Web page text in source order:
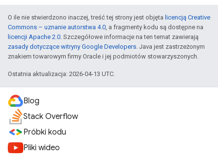
O ile nie stwierdzono inaczej, treść tej strony jest objęta licencją Creative
Commons – uznanie autorstwa 4.0, a fragmenty kodu są dostępne na
licencji Apache 2.0. Szczegółowe informacje na ten temat zawierają
zasady dotyczące witryny Google Developers. Java jest zastrzeżonym
znakiem towarowym firmy Oracle i jej podmiotów stowarzyszonych.
Ostatnia aktualizacja: 2026-04-13 UTC.
Blog
Stack Overflow
Próbki kodu
Pliki wideo